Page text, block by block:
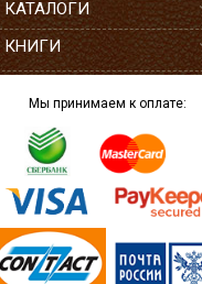
КАТАЛОГИ
КНИГИ
Мы принимаем к оплате: